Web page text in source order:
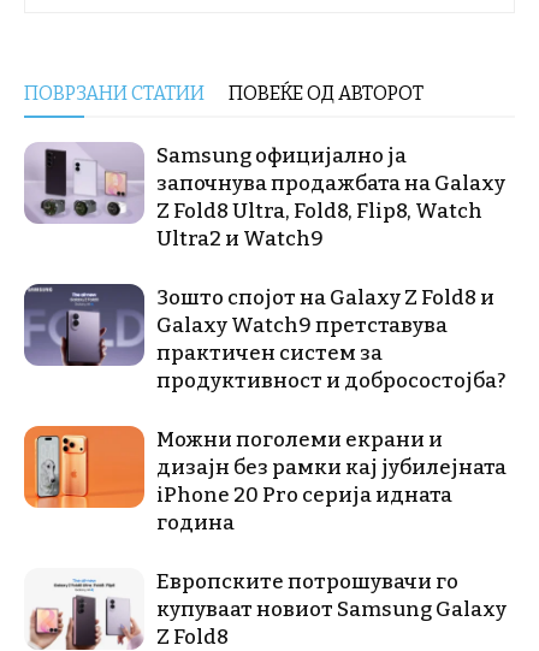
ПОВРЗАНИ СТАТИИ ПОВЕЌЕ ОД АВТОРОТ
Samsung официјално ја
започнува продажбата на Galaxy
Z Fold8 Ultra, Fold8, Flip8, Watch
Ultra2 и Watch9
Зошто спојот на Galaxy Z Fold8 и
Galaxy Watch9 претставува
практичен систем за
продуктивност и добросостојба?
Можни поголеми екрани и
дизајн без рамки кај јубилејната
iPhone 20 Pro серија идната
година
Европските потрошувачи го
купуваат новиот Samsung Galaxy
Z Fold8